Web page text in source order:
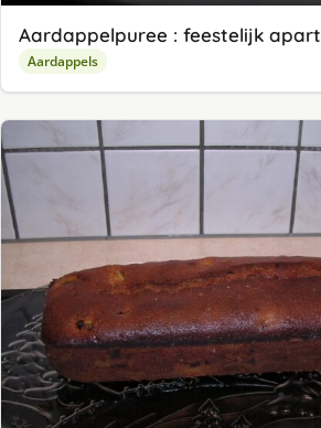
Aardappelpuree : feestelijk apart
Aardappels